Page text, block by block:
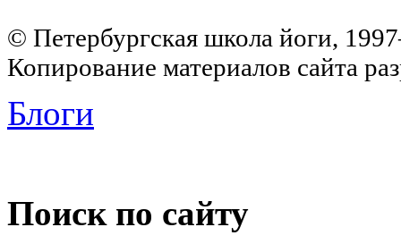
© Петербургская школа йоги,
Копирование материалов сайта
Блоги
Поиск по сайту